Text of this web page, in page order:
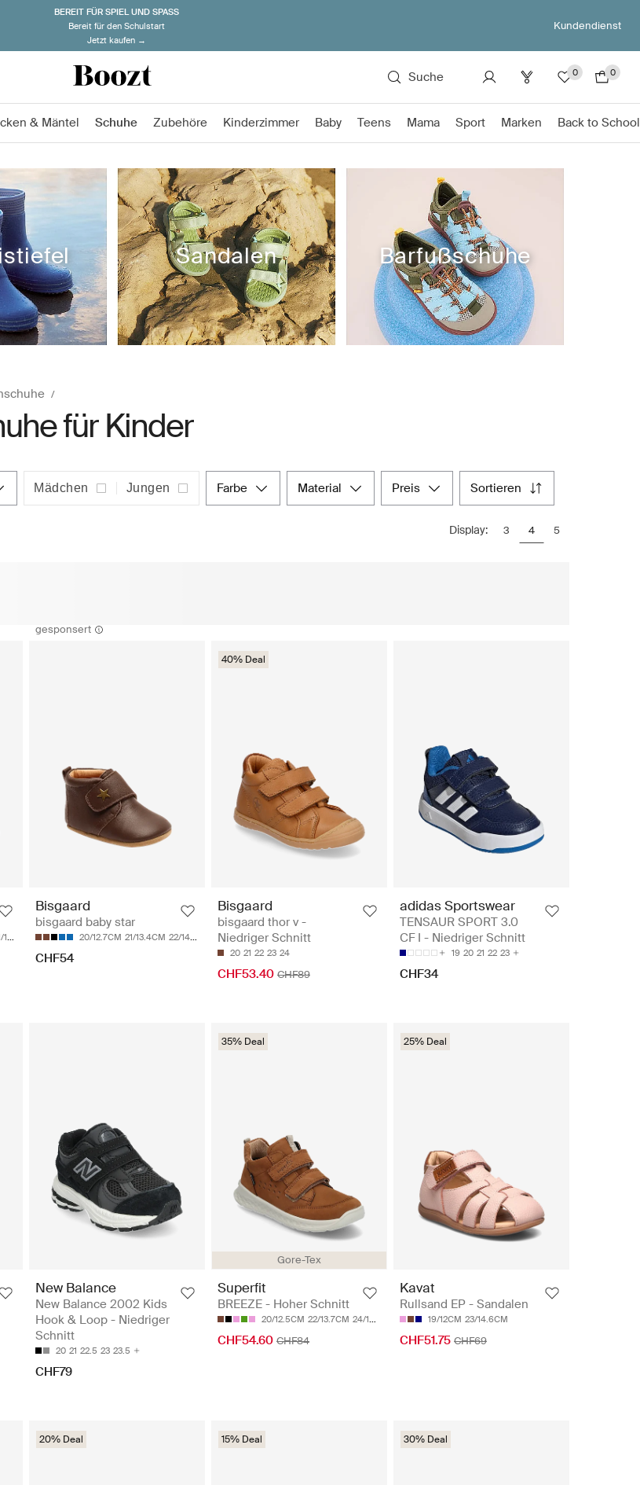
BEREIT FÜR SPIEL UND SPASS
Bereit für den Schulstart
Jetzt kaufen →
Kundendienst
Suche 0 0
& Mäntel Schuhe Zubehöre Kinderzimmer Baby Teens Mama Sport Marken Back to School
Sandalen Barfußschuhe
für Kinder
Mädchen Jungen farbe material preis sortieren
Display: 3 4 5
22/13.5CM 23/14.2CM
gesponsert
Bisgaard
bisgaard baby star
20/12.7CM 21/13.4CM 22/14CM 23/14.7CM 24/15.3CM
CHF54
40% Deal
Bisgaard
bisgaard thor v -
Niedriger Schnitt
20 21 22 23 24
CHF53.40 CHF89
adidas Sportswear
TENSAUR SPORT 3.0
CF I - Niedriger Schnitt
19 20 21 22 23
CHF34
New Balance
New Balance 2002 Kids
Hook & Loop - Niedriger
Schnitt
20 21 22.5 23 23.5
CHF79
Gore-Tex
35% Deal
Superfit
BREEZE - Hoher Schnitt
20/12.5CM 22/13.7CM 24/14.9CM 25/15.5CM 26/16.1CM
CHF54.60 CHF84
25% Deal
Kavat
Rullsand EP - Sandalen
19/12CM 23/14.6CM
CHF51.75 CHF69
20% Deal 15% Deal 30% Deal